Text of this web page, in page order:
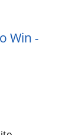
Win -